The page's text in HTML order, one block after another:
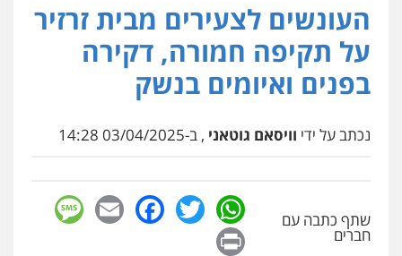
עו"ד אסף גונן
פלילי פשע חמור תעבורה צבא מעצרים
וחקירות
0542255161
פלילי פשיעה חמורה סמים מעצרים
וחקירות
עו"ד ראוף נג'אר
עורכי דין לענייני אסירים
רכוש
העונשים לצעירים מבית זרזיר
על תקיפה חמורה, דקירה
בפנים ואיומים בנשק
נכתב על ידי וויסאם גוטאני , ב-03/04/2025 14:28
שתף כתבה עם
חברים
WhatsApp
Twitter
Facebook
Email